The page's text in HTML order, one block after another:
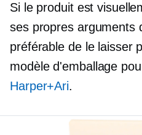
Si le produit est
ses propres arguments
préférable de le laisser
modèle d'emballage
Harper+Ari.